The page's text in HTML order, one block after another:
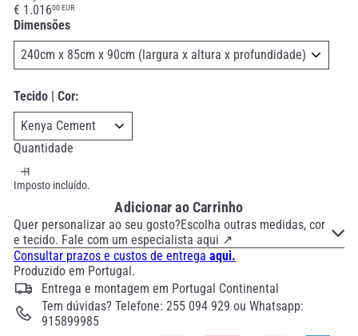
Preço
normal
€ 1.01600 EUR
Dimensões
Tecido | Cor:
Quantidade
Imposto incluído.
Adicionar ao Carrinho
Quer personalizar ao seu gosto?Escolha outras medidas, cor
e tecido. Fale com um especialista aqui ↗
Consultar prazos e custos de entrega aqui.
Produzido em Portugal.
Entrega e montagem em Portugal Continental
Tem dúvidas? Telefone: 255 094 929 ou Whatsapp:
915899985